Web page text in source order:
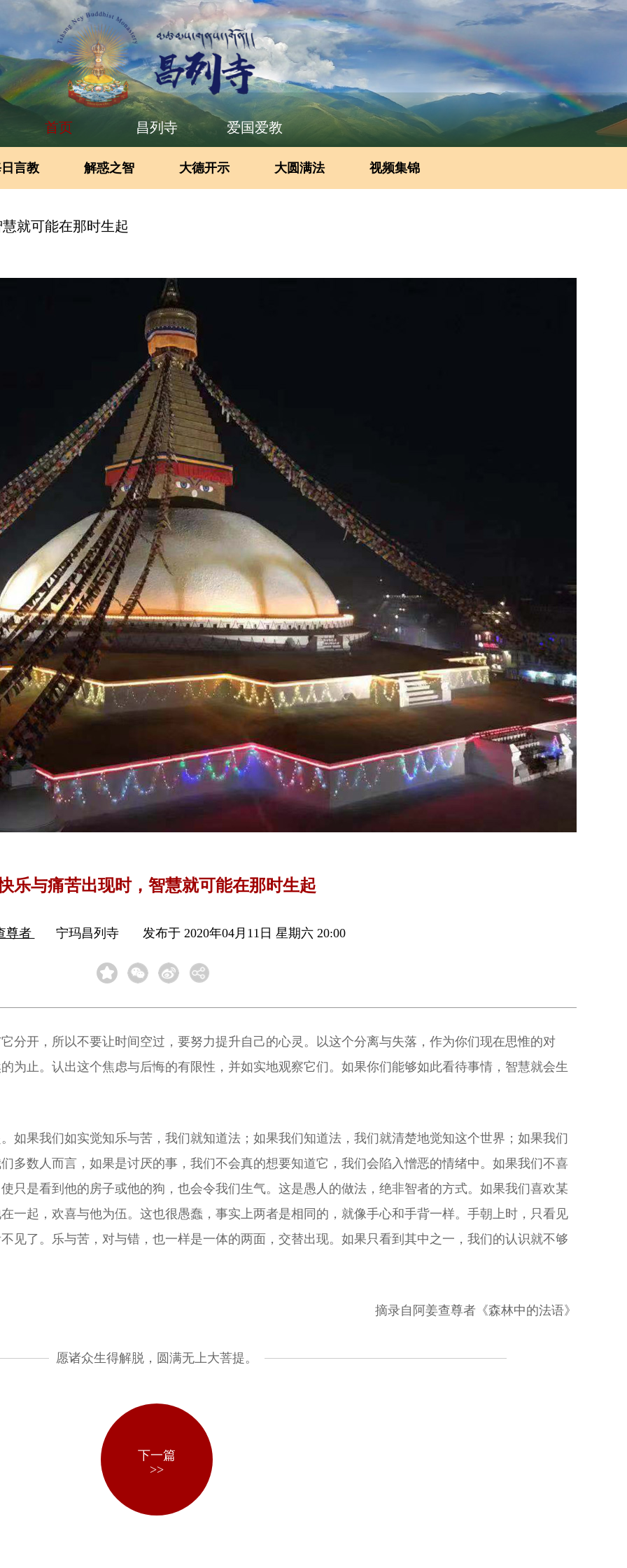
首页 昌列寺 爱国爱教
言教 解惑之智 大德开示 大圆满法 视频集锦
就可能在那时生起
乐与痛苦出现时，智慧就可能在那时生起
尊者 宁玛昌列寺 发布于 2020年04月11日 星期六 20:00
分开，所以不要让时间空过，要努力提升自己的心灵。以这个分离与失落，作为你们现在思惟的对
为止。认出这个焦虑与后悔的有限性，并如实地观察它们。如果你们能够如此看待事情，智慧就会生
如果我们如实觉知乐与苦，我们就知道法；如果我们知道法，我们就清楚地觉知这个世界；如果我们
多数人而言，如果是讨厌的事，我们不会真的想要知道它，我们会陷入憎恶的情绪中。如果我们不喜
只是看到他的房子或他的狗，也会令我们生气。这是愚人的做法，绝非智者的方式。如果我们喜欢某
一起，欢喜与他为伍。这也很愚蠢，事实上两者是相同的，就像手心和手背一样。手朝上时，只看见
见了。乐与苦，对与错，也一样是一体的两面，交替出现。如果只看到其中之一，我们的认识就不够
摘录自阿姜查尊者《森林中的法语》
愿诸众生得解脱，圆满无上大菩提。
下一篇
>>